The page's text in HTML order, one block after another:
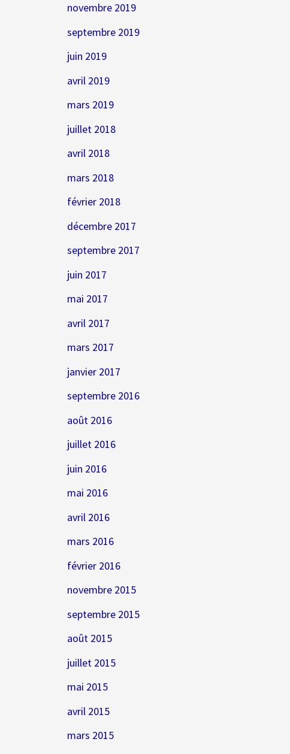
novembre 2019
septembre 2019
juin 2019
avril 2019
mars 2019
juillet 2018
avril 2018
mars 2018
février 2018
décembre 2017
septembre 2017
juin 2017
mai 2017
avril 2017
mars 2017
janvier 2017
septembre 2016
août 2016
juillet 2016
juin 2016
mai 2016
avril 2016
mars 2016
février 2016
novembre 2015
septembre 2015
août 2015
juillet 2015
mai 2015
avril 2015
mars 2015